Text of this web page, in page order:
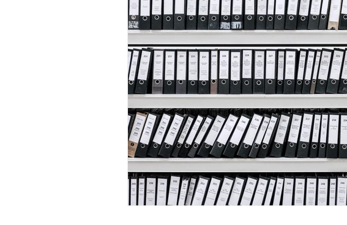
Reportage Richtlinien